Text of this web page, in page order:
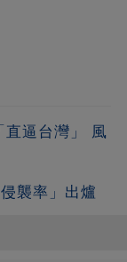
直逼台灣」 風
襲率」出爐